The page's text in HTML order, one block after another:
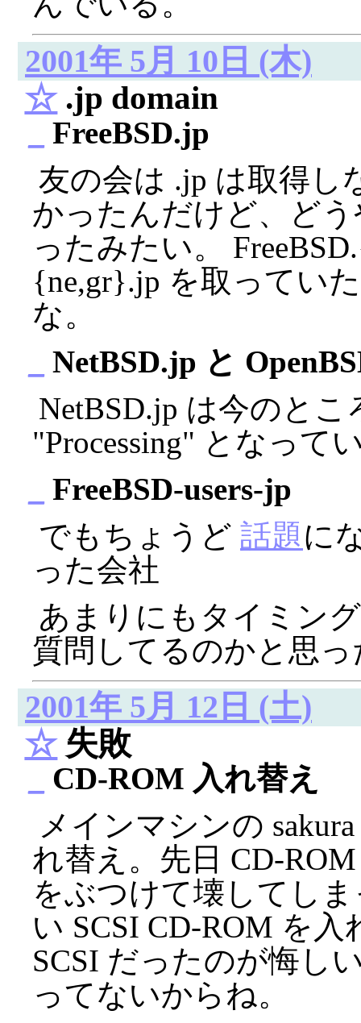
2001年 5月 10日 (木)
☆.jp domain
FreeBSD.jp
友の会は .jp は取得し
かったんだけど、ど
ったみたい。
{ne,gr}.jp を取ってい
な。
NetBSD.jp と
NetBSD.jp は今のとこ
"Processing" となって
FreeBSD-users-jp
でもちょうど 話題に
った会社
あまりにもタイミン
質問してるのかと思っ
2001年 5月 12日 (土)
☆失敗
CD-ROM 入れ替え
メインマシンの
れ替え。先日 CD-
をぶつけて壊してし
い SCSI CD-ROM を
SCSI だったのが悔し
ってないからね。